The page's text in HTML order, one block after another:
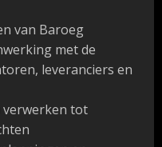
van Baroeg
met de
leveranciers en
verwerken tot